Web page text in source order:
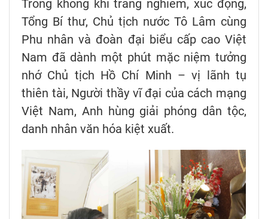
Trong không khí trang nghiêm, xúc động,
Tổng Bí thư, Chủ tịch nước Tô Lâm cùng
Phu nhân và đoàn đại biểu cấp cao Việt
Nam đã dành một phút mặc niệm tưởng
nhớ Chủ tịch Hồ Chí Minh – vị lãnh tụ
thiên tài, Người thầy vĩ đại của cách mạng
Việt Nam, Anh hùng giải phóng dân tộc,
danh nhân văn hóa kiệt xuất.